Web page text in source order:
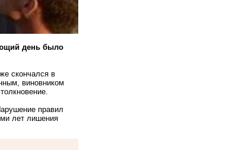
день было
скончался в
виновником
правил
лет лишения